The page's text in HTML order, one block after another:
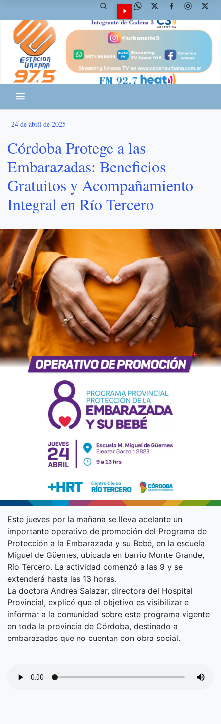
24 de abril de 2025
Córdoba Protege a las
Embarazadas: Beneficios
Gratuitos y Acompañamiento
Integral en Río Tercero
Este jueves por la mañana se lleva adelante un
importante operativo de promoción del Programa de
Protección a la Embarazada y su Bebé, en la escuela
Miguel de Güemes, ubicada en barrio Monte Grande,
Río Tercero. La actividad comenzó a las 9 y se
extenderá hasta las 13 horas.
La doctora Andrea Salazar, directora del Hospital
Provincial, explicó que el objetivo es visibilizar e
informar a la comunidad sobre este programa vigente
en toda la provincia de Córdoba, destinado a
embarazadas que no cuentan con obra social.